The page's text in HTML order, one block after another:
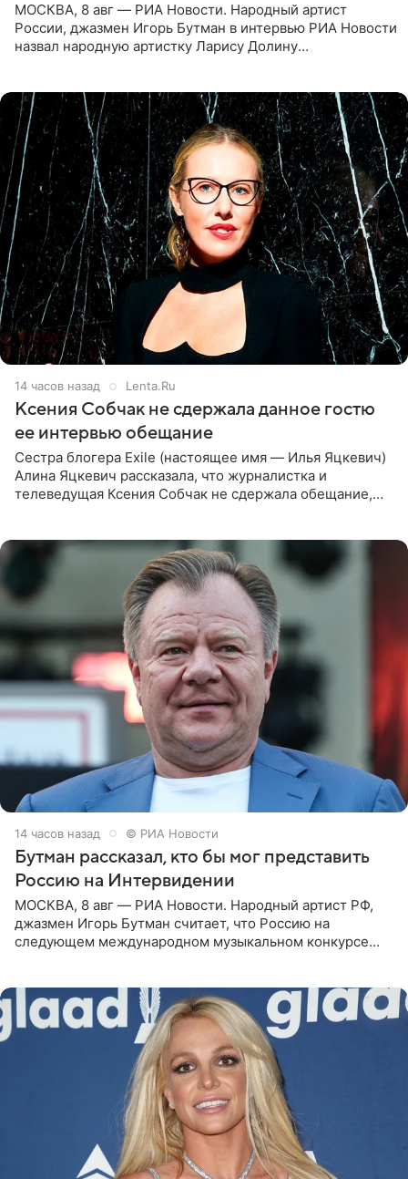
МОСКВА, 8 авг — РИА Новости. Народный артист
России, джазмен Игорь Бутман в интервью РИА Новости
назвал народную артистку Ларису Долину
14 часов назад Lenta.Ru
Ксения Собчак не сдержала данное гостю
ее интервью обещание
Сестра блогера Exile (настоящее имя — Илья Яцкевич)
Алина Яцкевич рассказала, что журналистка и
телеведущая Ксения Собчак не сдержала обещание,
14 часов назад © РИА Новости
Бутман рассказал, кто бы мог представить
Россию на Интервидении
МОСКВА, 8 авг — РИА Новости. Народный артист РФ,
джазмен Игорь Бутман считает, что Россию на
следующем международном музыкальном конкурсе